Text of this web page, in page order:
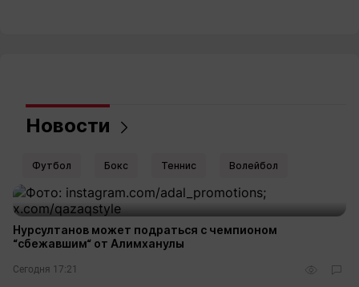
Новости
Футбол Бокс Теннис Волейбол
Нурсултанов может подраться с чемпионом
“сбежавшим“ от Алимханулы
Сегодня 17:21